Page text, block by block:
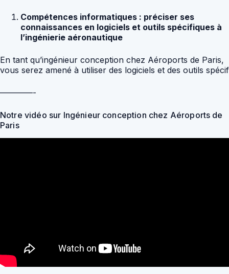
Compétences informatiques : préciser ses
connaissances en logiciels et outils spécifiques à
l’ingénierie aéronautique
En tant qu’ingénieur conception chez Aéroports de Paris,
vous serez amené à utiliser des logiciels et des outils spécif
————-
Notre vidéo sur Ingénieur conception chez Aéroports de
Paris